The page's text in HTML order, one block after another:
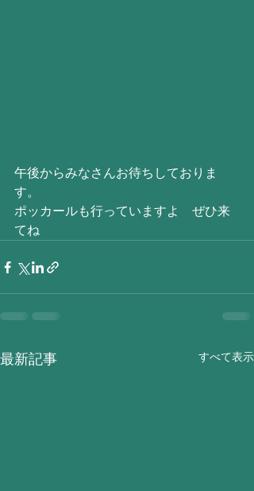
午後からみなさんお待ちしておりま
す。
ポッカールも行っていますよ　ぜひ来
てね
最新記事 すべて表示